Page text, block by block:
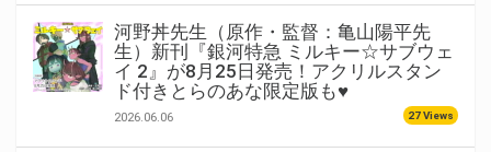
河野丼先生（原作・監督：亀山陽平先
生）新刊『銀河特急 ミルキー☆サブウェ
イ 2』が8月25日発売！アクリルスタン
ド付きとらのあな限定版も♥
2026.06.06 27 Views